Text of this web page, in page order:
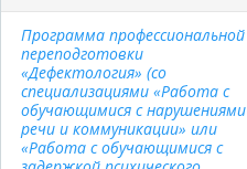
Программа профессиональной
переподготовки
«Дефектология» (со
специализациями «Работа с
обучающимися с нарушениями
речи и коммуникации» или
«Работа с обучающимися с